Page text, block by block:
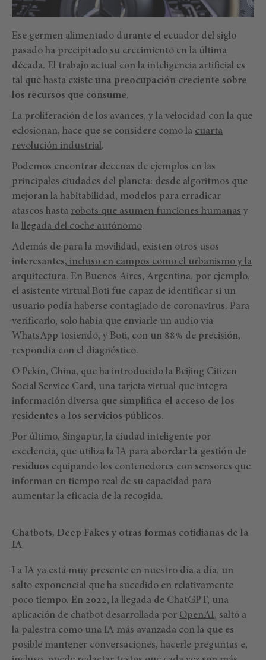
Ese germen alimentado durante el ecuador del siglo
pasado ha precipitado su crecimiento en la última
década. El trabajo actual con la inteligencia artificial es
tal que hasta existe una preocupación creciente sobre
los recursos que consume.
La proliferación de los avances, y la velocidad con la que
eclosionan, hace que se considere como la cuarta
revolución industrial.
Podemos encontrar decenas de ejemplos en las
principales ciudades del planeta: desde algoritmos que
mejoran la habitabilidad, modelos para erradicar
atascos hasta robots que asumen funciones humanas y
la llegada del coche autónomo.
Además de para la movilidad, existen otros usos
interesantes, incluso en campos como el urbanismo y la
arquitectura. En Buenos Aires, Argentina, por ejemplo,
el asistente virtual Boti fue capaz de identificar si un
usuario podía haberse contagiado de coronavirus. Para
verificarlo, solo había que enviarle un audio vía
WhatsApp tosiendo, y Boti, con un 88% de precisión,
respondía con el diagnóstico.
O Pekín, China, que ha introducido la Beijing Citizen
Social Service Card, una tarjeta virtual que integra
información diversa que simplifica el acceso de los
residentes a los servicios públicos.
Por último, Singapur, la ciudad inteligente por
excelencia, que utiliza la IA para abordar la gestión de
residuos equipando los contenedores con sensores que
informan en tiempo real de su capacidad para
aumentar la eficacia de la recogida.
Chatbots, Deep Fakes y otras formas cotidianas de la
IA
La IA ya está muy presente en nuestro día a día, un
salto exponencial que ha sucedido en relativamente
poco tiempo. En 2022, la llegada de ChatGPT, una
aplicación de chatbot desarrollada por OpenAI, saltó a
la palestra como una IA más avanzada con la que es
posible mantener conversaciones, hacerle preguntas e,